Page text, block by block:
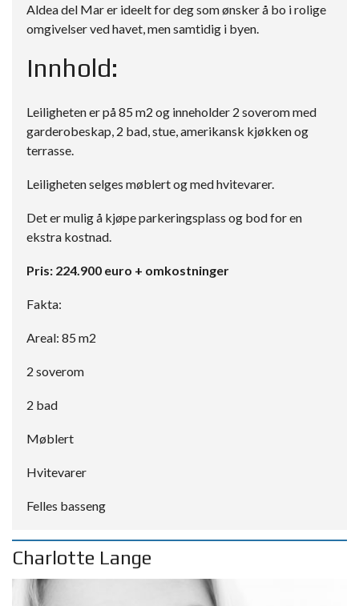
Aldea del Mar er ideelt for deg som ønsker å bo i rolige
omgivelser ved havet, men samtidig i byen.
Innhold:
Leiligheten er på 85 m2 og inneholder 2 soverom med
garderobeskap, 2 bad, stue, amerikansk kjøkken og
terrasse.
Leiligheten selges møblert og med hvitevarer.
Det er mulig å kjøpe parkeringsplass og bod for en
ekstra kostnad.
Pris: 224.900 euro + omkostninger
Fakta:
Areal: 85 m2
2 soverom
2 bad
Møblert
Hvitevarer
Felles basseng
Charlotte Lange